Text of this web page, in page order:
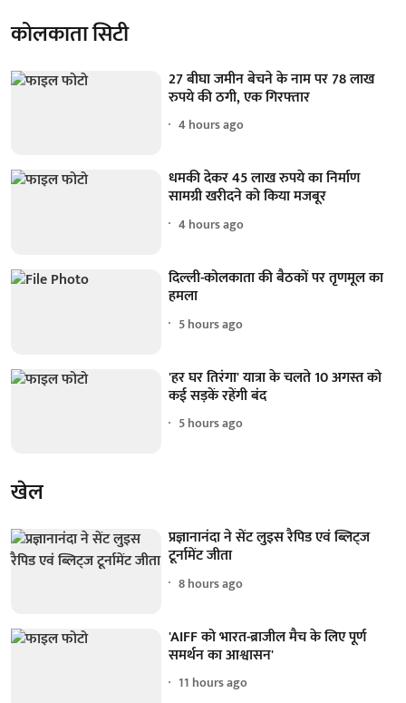
कोलकाता सिटी
27 बीघा जमीन बेचने के नाम पर 78 लाख
रुपये की ठगी, एक गिरफ्तार
4 hours ago
धमकी देकर 45 लाख रुपये का निर्माण
सामग्री खरीदने को किया मजबूर
4 hours ago
दिल्ली-कोलकाता की बैठकों पर तृणमूल का
हमला
5 hours ago
'हर घर तिरंगा' यात्रा के चलते 10 अगस्त को
कई सड़कें रहेंगी बंद
5 hours ago
खेल
प्रज्ञानानंदा ने सेंट लुइस रैपिड एवं ब्लिट्ज
टूर्नामेंट जीता
8 hours ago
'AIFF को भारत-ब्राजील मैच के लिए पूर्ण
समर्थन का आश्वासन'
11 hours ago